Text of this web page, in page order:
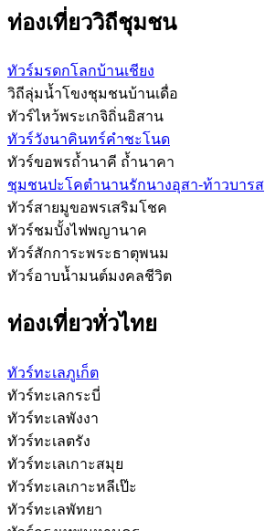
ท่องเที่ยววิถีชุมชน
ทัวร์มรดกโลกบ้านเชียง
วิถีลุ่มน้ำโขงชุมชนบ้านเดื่อ
ทัวร์ไหว้พระเกจิถิ่นอิสาน
ทัวร์วังนาคินทร์คำชะโนด
ทัวร์ขอพรถ้ำนาคี ถ้ำนาคา
ชุมชนปะโคตำนานรักนางอุสา-ท้าวบารส
ทัวร์สายมูขอพรเสริมโชค
ทัวร์ชมบั้งไฟพญานาค
ทัวร์สักการะพระธาตุพนม
ทัวร์อาบน้ำมนต์มงคลชีวิต
ท่องเที่ยวทั่วไทย
ทัวร์ทะเลภูเก็ต
ทัวร์ทะเลกระบี่
ทัวร์ทะเลพังงา
ทัวร์ทะเลตรัง
ทัวร์ทะเลเกาะสมุย
ทัวร์ทะเลเกาะหลีเป๊ะ
ทัวร์ทะเลพัทยา